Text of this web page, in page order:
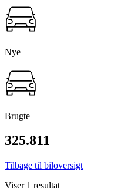
Nye
Brugte
325.811
Tilbage til biloversigt
Viser 1 resultat